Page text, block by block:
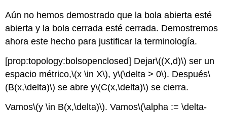
Aún no hemos demostrado que la bola abierta esté
abierta y la bola cerrada esté cerrada. Demostremos
ahora este hecho para justificar la terminología.
[prop:topology:bolsopenclosed] Dejar\((X,d)\) ser un
espacio métrico,\(x \in X\), y\(\delta > 0\). Después\
(B(x,\delta)\) se abre y\(C(x,\delta)\) se cierra.
Vamos\(y \in B(x,\delta)\). Vamos\(\alpha := \delta-